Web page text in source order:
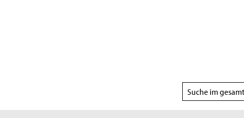
Suchbereich
wählen